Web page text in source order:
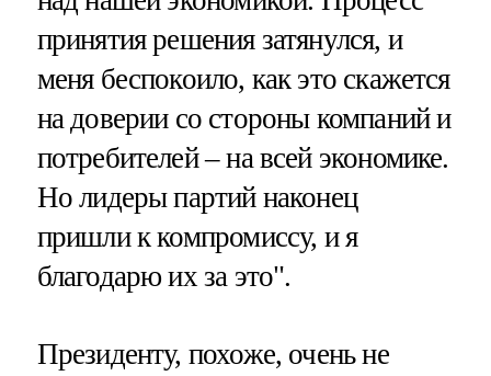
принятия решения затянулся, и
меня беспокоило, как это скажется
на доверии со стороны компаний и
потребителей – на всей экономике.
Но лидеры партий наконец
пришли к компромиссу, и я
благодарю их за это".
Президенту, похоже, очень не